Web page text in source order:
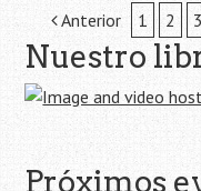
Navegación
de
la
entrada
Anterior 1 2 3
Nuestro
Próximos